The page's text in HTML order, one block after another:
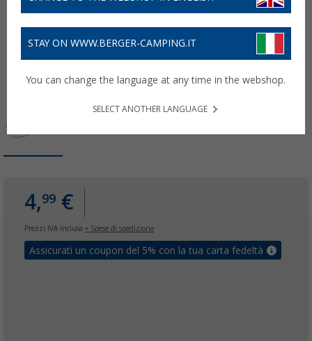
4,99 €
Prezzi IVA inclusa + Spese di spedizione
Assicurati un coupon del 5% con la tua carta fedeltà
STAY ON WWW.BERGER-CAMPING.IT
You can change the language at any time in the webshop.
SELECT ANOTHER LANGUAGE